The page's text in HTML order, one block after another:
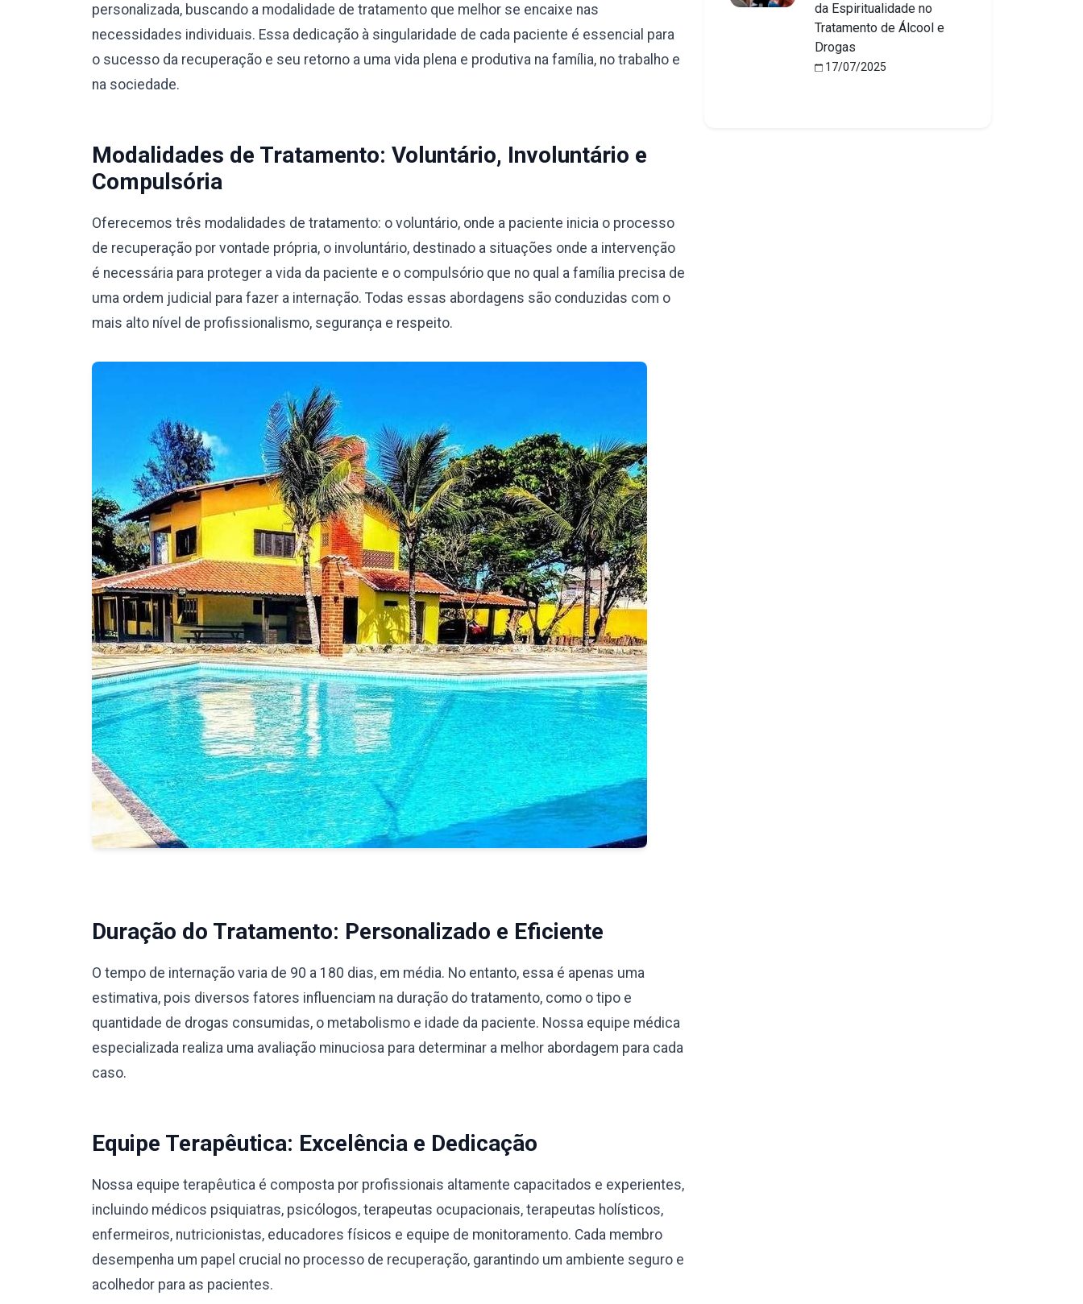
personalizada, buscando a modalidade de tratamento que melhor se encaixe nas
necessidades individuais. Essa dedicação à singularidade de cada paciente é essencial para
o sucesso da recuperação e seu retorno a uma vida plena e produtiva na família, no trabalho e
na sociedade.
Modalidades de Tratamento: Voluntário, Involuntário e
Compulsória
Oferecemos três modalidades de tratamento: o voluntário, onde a paciente inicia o processo
de recuperação por vontade própria, o involuntário, destinado a situações onde a intervenção
é necessária para proteger a vida da paciente e o compulsório que no qual a família precisa de
uma ordem judicial para fazer a internação. Todas essas abordagens são conduzidas com o
mais alto nível de profissionalismo, segurança e respeito.
Duração do Tratamento: Personalizado e Eficiente
O tempo de internação varia de 90 a 180 dias, em média. No entanto, essa é apenas uma
estimativa, pois diversos fatores influenciam na duração do tratamento, como o tipo e
quantidade de drogas consumidas, o metabolismo e idade da paciente. Nossa equipe médica
especializada realiza uma avaliação minuciosa para determinar a melhor abordagem para cada
caso.
Equipe Terapêutica: Excelência e Dedicação
Nossa equipe terapêutica é composta por profissionais altamente capacitados e experientes,
incluindo médicos psiquiatras, psicólogos, terapeutas ocupacionais, terapeutas holísticos,
enfermeiros, nutricionistas, educadores físicos e equipe de monitoramento. Cada membro
desempenha um papel crucial no processo de recuperação, garantindo um ambiente seguro e
acolhedor para as pacientes.
da Espiritualidade no
Tratamento de Álcool e
Drogas
17/07/2025